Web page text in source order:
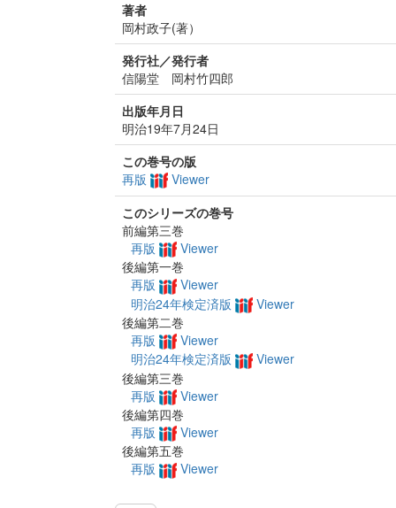
著者
岡村政子(著）
発行社／発行者
信陽堂 岡村竹四郎
出版年月日
明治19年7月24日
この巻号の版
再版
Viewer
このシリーズの巻号
前編第三巻
再版
Viewer
後編第一巻
再版
Viewer
明治24年検定済版
Viewer
後編第二巻
再版
Viewer
明治24年検定済版
Viewer
後編第三巻
再版
Viewer
後編第四巻
再版
Viewer
後編第五巻
再版
Viewer